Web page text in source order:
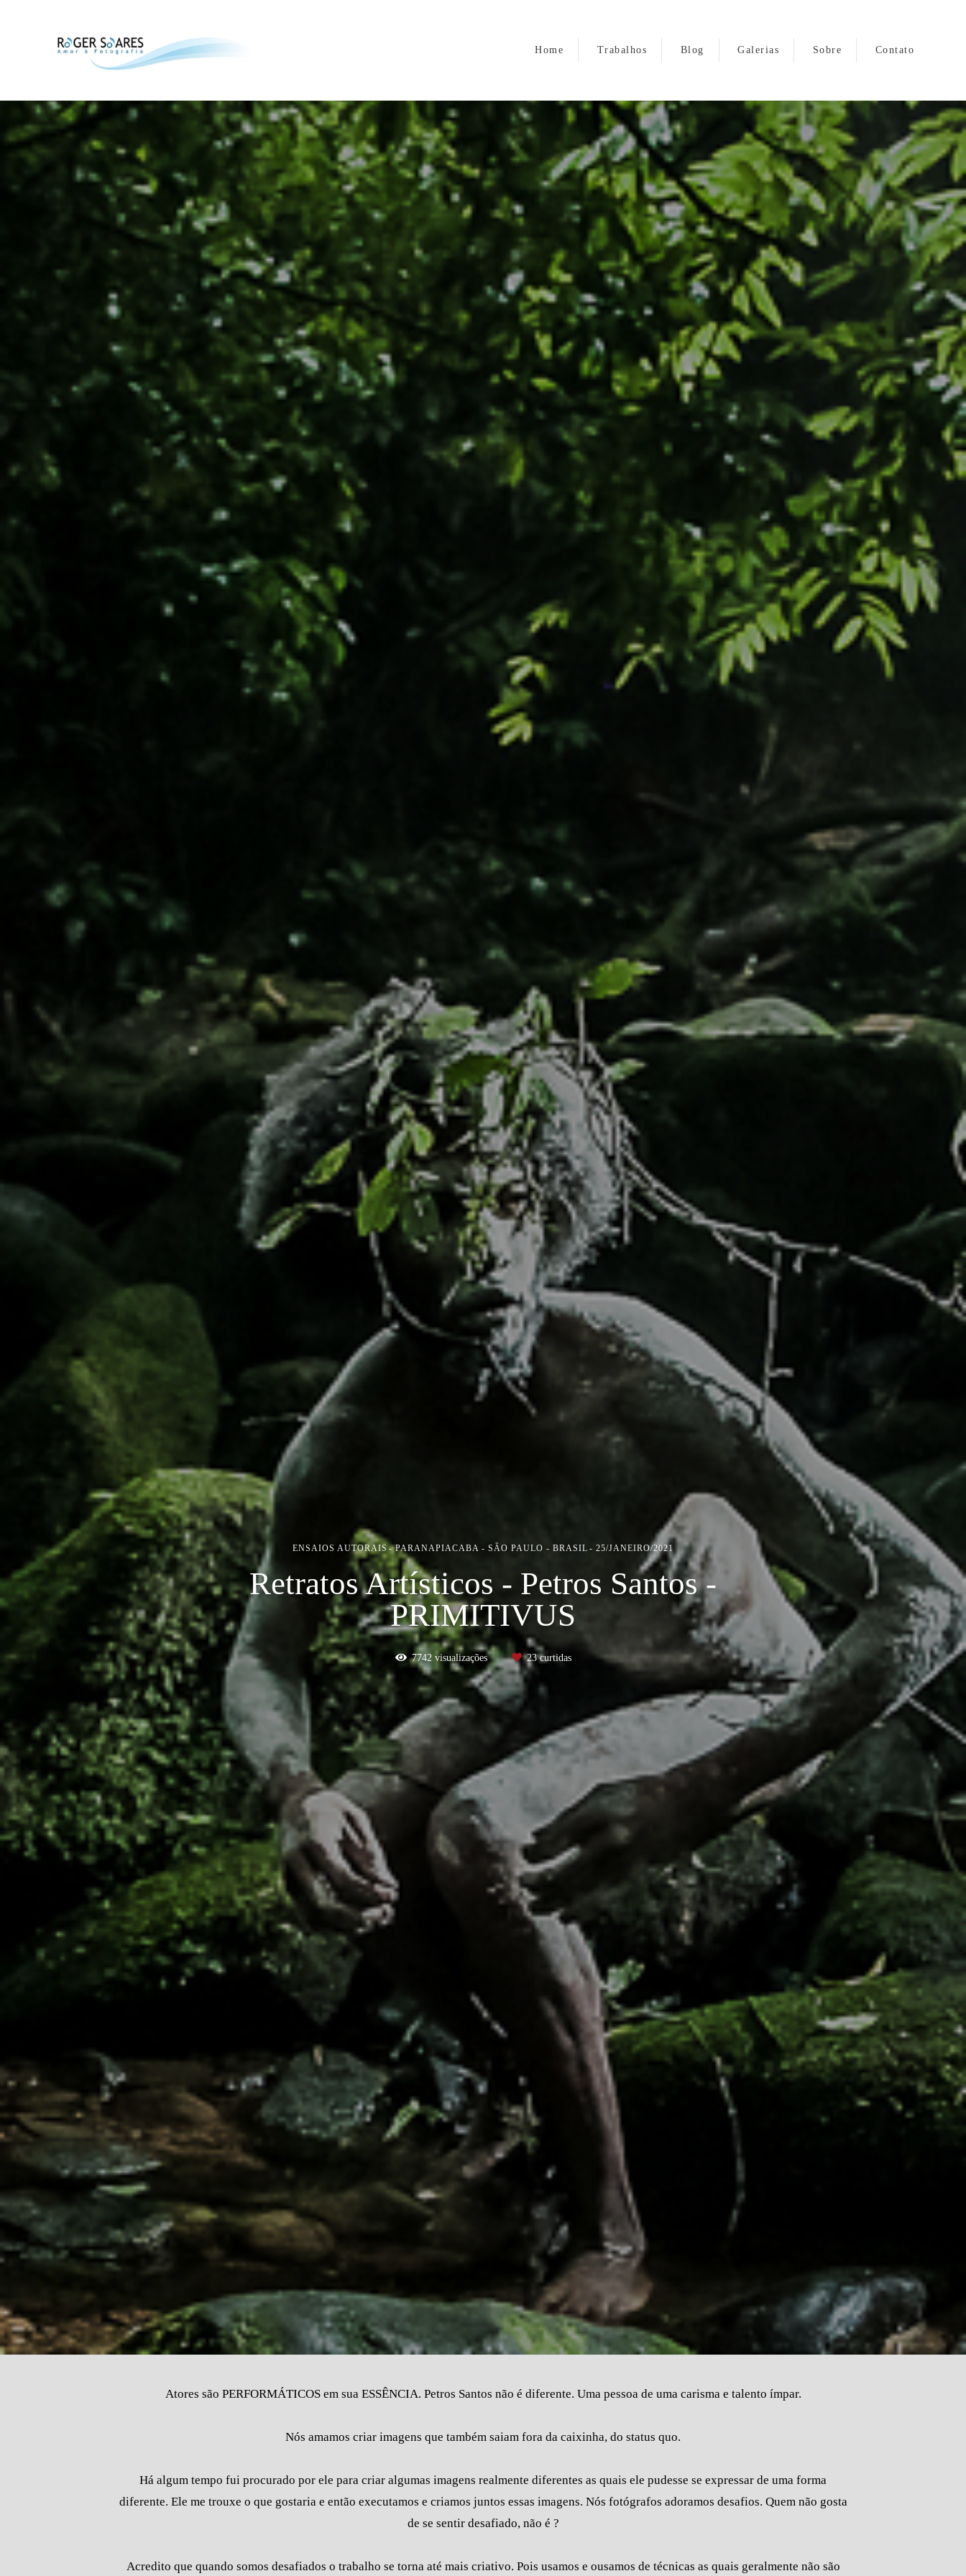
Home Trabalhos Blog Galerias Sobre Contato
ENSAIOS AUTORAIS PARANAPIACABA - SÃO PAULO - BRASIL 25/JANEIRO/2021
Retratos Artísticos - Petros Santos -
PRIMITIVUS
7742 visualizações 23curtidas
Atores são PERFORMÁTICOS em sua ESSÊNCIA. Petros Santos não é diferente. Uma pessoa de uma carisma e talento ímpar.
Nós amamos criar imagens que também saiam fora da caixinha, do status quo.
Há algum tempo fui procurado por ele para criar algumas imagens realmente diferentes as quais ele pudesse se expressar de uma forma
diferente. Ele me trouxe o que gostaria e então executamos e criamos juntos essas imagens. Nós fotógrafos adoramos desafios. Quem não gosta
de se sentir desafiado, não é ?
Acredito que quando somos desafiados o trabalho se torna até mais criativo. Pois usamos e ousamos de técnicas as quais geralmente não são